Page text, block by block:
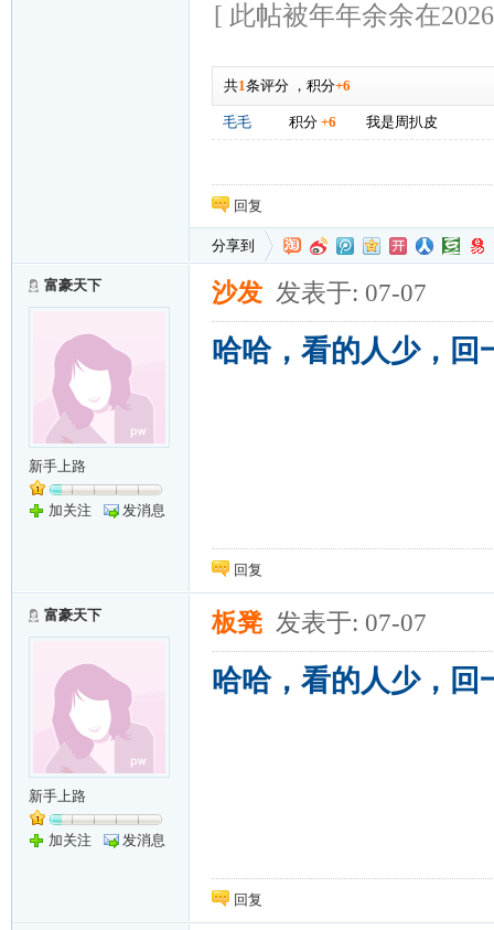
[ 此帖被年年余余在
共1条评分， 积分+6
毛毛 积分 +6 我是周扒皮
回复
分享到
富豪天下
新手上路
加关注 发消息
沙发 发表于: 07-07
哈哈，看的人少，回
回复
富豪天下
新手上路
加关注 发消息
板凳 发表于: 07-07
哈哈，看的人少，回
回复